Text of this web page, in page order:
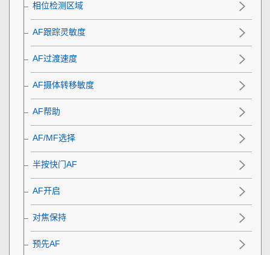
相位检测区域
AF跟踪灵敏度
AF过渡速度
AF摄体转移敏度
AF帮助
AF/MF选择
半按快门AF
AF开启
对焦保持
预先AF